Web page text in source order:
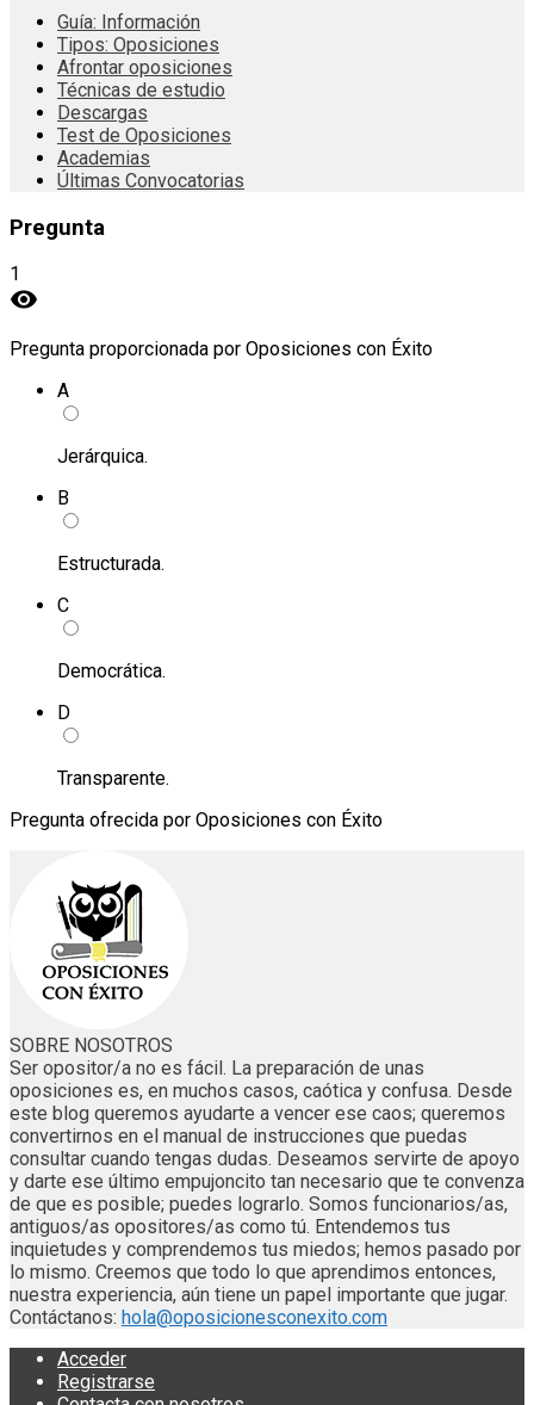
Guía: Información
Tipos: Oposiciones
Afrontar oposiciones
Técnicas de estudio
Descargas
Test de Oposiciones
Academias
Últimas Convocatorias
Pregunta
1
visibility
Pregunta proporcionada por Oposiciones con Éxito
A
Jerárquica.
B
Estructurada.
C
Democrática.
D
Transparente.
Pregunta ofrecida por Oposiciones con Éxito
SOBRE NOSOTROS
Ser opositor/a no es fácil. La preparación de unas
oposiciones es, en muchos casos, caótica y confusa. Desde
este blog queremos ayudarte a vencer ese caos; queremos
convertirnos en el manual de instrucciones que puedas
consultar cuando tengas dudas. Deseamos servirte de apoyo
y darte ese último empujoncito tan necesario que te convenza
de que es posible; puedes lograrlo. Somos funcionarios/as,
antiguos/as opositores/as como tú. Entendemos tus
inquietudes y comprendemos tus miedos; hemos pasado por
lo mismo. Creemos que todo lo que aprendimos entonces,
nuestra experiencia, aún tiene un papel importante que jugar.
Contáctanos: hola@oposicionesconexito.com
Acceder
Registrarse